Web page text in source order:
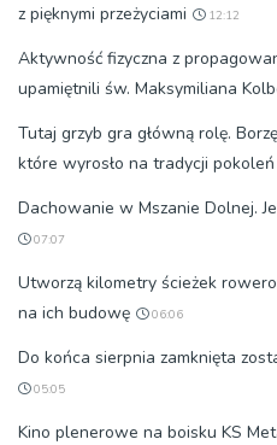
z pięknymi przeżyciami
12:12
Aktywność fizyczna z
upamiętnili św. Maksymiliana
Tutaj grzyb gra główną rolę.
które wyrosło na tradycji pokoleń
Dachowanie w Mszanie Dolnej.
07:07
Utworzą kilometry ścieżek
na ich budowę
06:06
Do końca sierpnia zamknięta
05:05
Kino plenerowe na boisku KS